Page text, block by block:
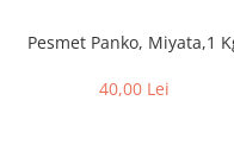
Prosoape de hartie si
Manusi unica folosinta
Ceara de par si gel
Produse ingrijire barba si
Igiena intima
Pesmet Panko, Miyata,1
40,00 Lei